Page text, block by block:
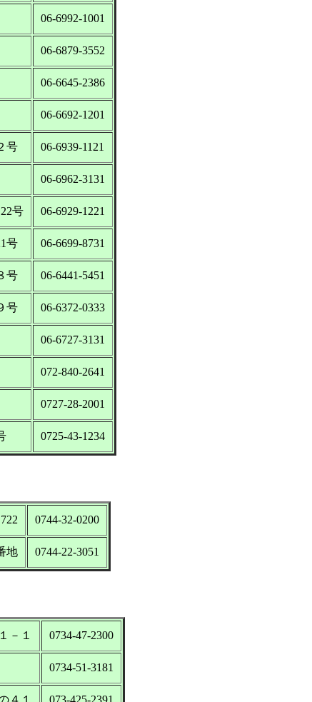
06-6992-1001
06-6879-3552
06-6645-2386
06-6692-1201
号 06-6939-1121
06-6962-3131
号 06-6929-1221
号 06-6699-8731
号 06-6441-5451
号 06-6372-0333
06-6727-3131
072-840-2641
0727-28-2001
0725-43-1234
0744-32-0200
地 0744-22-3051
－１ 0734-47-2300
0734-51-3181
４１ 073-425-2391